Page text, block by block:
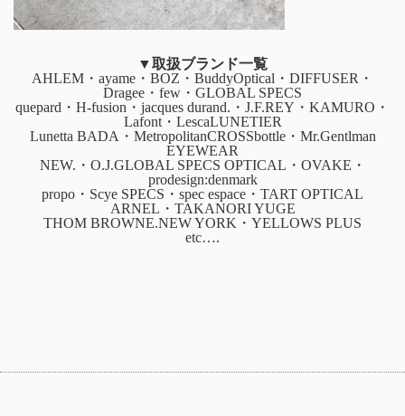
▼取扱ブランド一覧
AHLEM・ayame・BOZ・BuddyOptical・DIFFUSER・
Dragee・few・GLOBAL SPECS
quepard・H-fusion・jacques durand.・J.F.REY・KAMURO・
Lafont・LescaLUNETIER
Lunetta BADA・MetropolitanCROSSbottle・Mr.Gentlman
EYEWEAR
NEW.・O.J.GLOBAL SPECS OPTICAL・OVAKE・
prodesign:denmark
propo・Scye SPECS・spec espace・TART OPTICAL
ARNEL・TAKANORI YUGE
THOM BROWNE.NEW YORK・YELLOWS PLUS
etc….